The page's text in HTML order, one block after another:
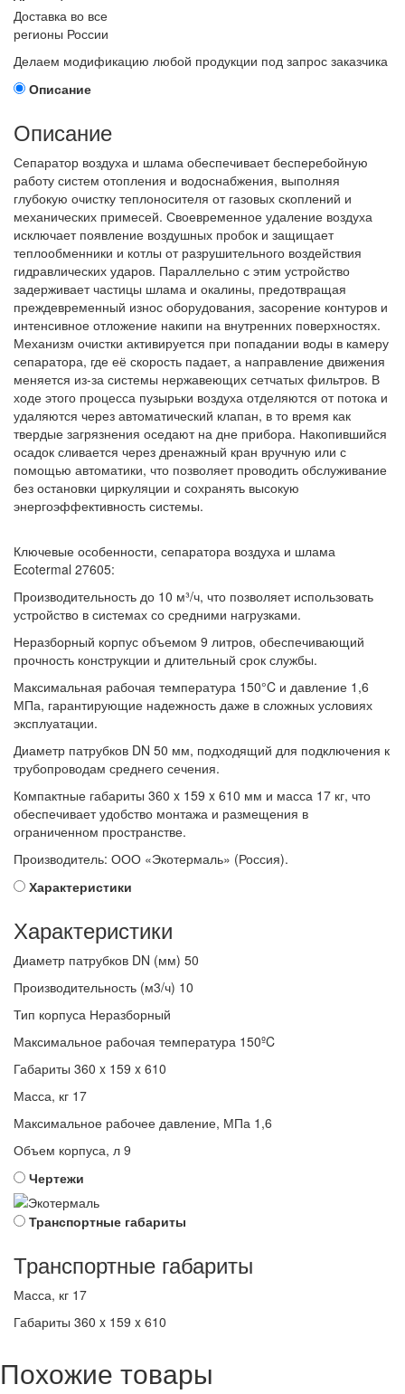
Доставка во все
регионы России
Делаем модификацию любой продукции под запрос заказчика
Описание
Описание
Сепаратор воздуха и шлама обеспечивает бесперебойную
работу систем отопления и водоснабжения, выполняя
глубокую очистку теплоносителя от газовых скоплений и
механических примесей. Своевременное удаление воздуха
исключает появление воздушных пробок и защищает
теплообменники и котлы от разрушительного воздействия
гидравлических ударов. Параллельно с этим устройство
задерживает частицы шлама и окалины, предотвращая
преждевременный износ оборудования, засорение контуров и
интенсивное отложение накипи на внутренних поверхностях.
Механизм очистки активируется при попадании воды в камеру
сепаратора, где её скорость падает, а направление движения
меняется из-за системы нержавеющих сетчатых фильтров. В
ходе этого процесса пузырьки воздуха отделяются от потока и
удаляются через автоматический клапан, в то время как
твердые загрязнения оседают на дне прибора. Накопившийся
осадок сливается через дренажный кран вручную или с
помощью автоматики, что позволяет проводить обслуживание
без остановки циркуляции и сохранять высокую
энергоэффективность системы.
Ключевые особенности, сепаратора воздуха и шлама
Ecotermal 27605:
Производительность до 10 м³/ч, что позволяет использовать
устройство в системах со средними нагрузками.
Неразборный корпус объемом 9 литров, обеспечивающий
прочность конструкции и длительный срок службы.
Максимальная рабочая температура 150°C и давление 1,6
МПа, гарантирующие надежность даже в сложных условиях
эксплуатации.
Диаметр патрубков DN 50 мм, подходящий для подключения к
трубопроводам среднего сечения.
Компактные габариты 360 x 159 x 610 мм и масса 17 кг, что
обеспечивает удобство монтажа и размещения в
ограниченном пространстве.
Производитель: ООО «Экотермаль» (Россия).
Характеристики
Характеристики
Диаметр патрубков DN (мм) 50
Производительность (м3/ч) 10
Тип корпуса Неразборный
Максимальное рабочая температура 150ºC
Габариты 360 x 159 x 610
Масса, кг 17
Максимальное рабочее давление, МПа 1,6
Объем корпуса, л 9
Чертежи
Транспортные габариты
Транспортные габариты
Масса, кг 17
Габариты 360 x 159 x 610
Похожие товары